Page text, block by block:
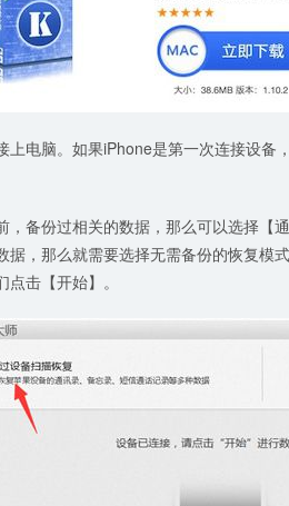
上电脑。如果iPhone是第一次连接设备
，备份过相关的数据，那么可以选择【
据，那么就需要选择无需备份的恢复模
击【开始】。